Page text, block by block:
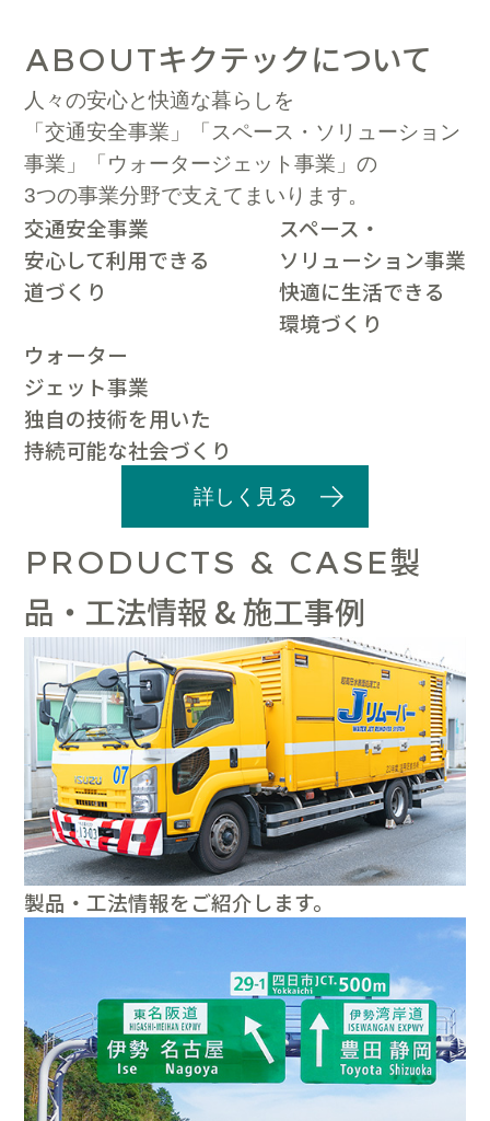
ABOUTキクテックについて
人々の安心と快適な暮らしを
「交通安全事業」「スペース・ソリューション
事業」「ウォータージェット事業」の
3つの事業分野で支えてまいります。
交通安全事業
安心して利用できる
道づくり
スペース・
ソリューション事業
快適に生活できる
環境づくり
ウォーター
ジェット事業
独自の技術を用いた
持続可能な社会づくり
詳しく見る
PRODUCTS & CASE製
品・工法情報 & 施工事例
製品・工法情報をご紹介します。